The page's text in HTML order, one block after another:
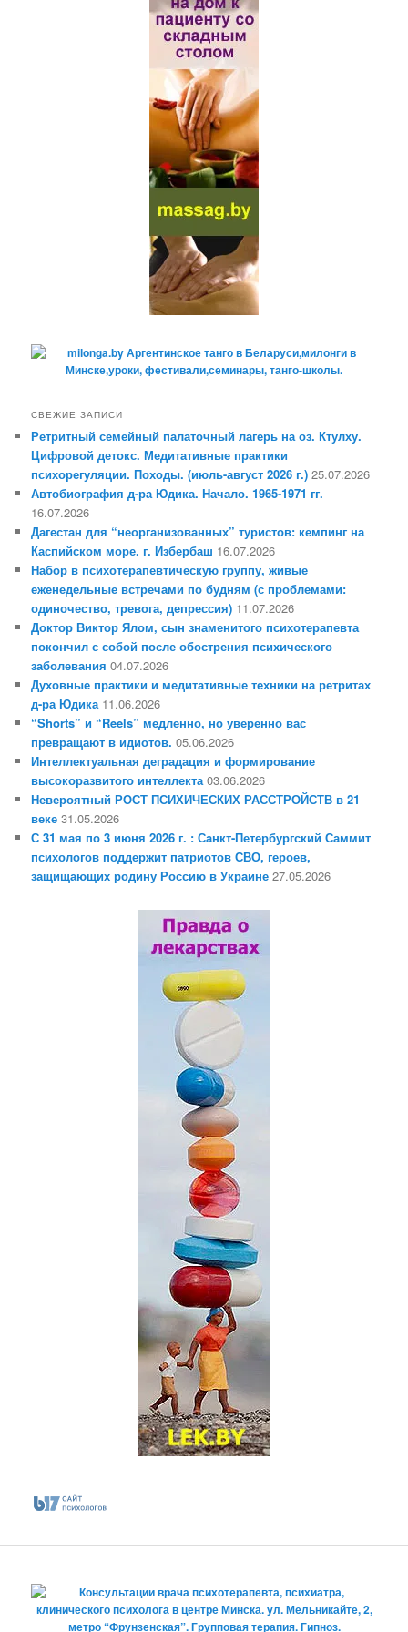
СВЕЖИЕ ЗАПИСИ
Ретритный семейный палаточный лагерь на оз. Ктулху.
Цифровой детокс. Медитативные практики
психорегуляции. Походы. (июль-август 2026 г.) 25.07.2026
Автобиография д-ра Юдика. Начало. 1965-1971 гг.
16.07.2026
Дагестан для “неорганизованных” туристов: кемпинг на
Каспийском море. г. Избербаш 16.07.2026
Набор в психотерапевтическую группу, живые
еженедельные встречами по будням (с проблемами:
одиночество, тревога, депрессия) 11.07.2026
Доктор Виктор Ялом, сын знаменитого психотерапевта
покончил с собой после обострения психического
заболевания 04.07.2026
Духовные практики и медитативные техники на ретритах
д-ра Юдика 11.06.2026
“Shorts” и “Reels” медленно, но уверенно вас
превращают в идиотов. 05.06.2026
Интеллектуальная деградация и формирование
высокоразвитого интеллекта 03.06.2026
Невероятный РОСТ ПСИХИЧЕСКИХ РАССТРОЙСТВ в 21
веке 31.05.2026
С 31 мая по 3 июня 2026 г. : Санкт-Петербургский Саммит
психологов поддержит патриотов СВО, героев,
защищающих родину Россию в Украине 27.05.2026